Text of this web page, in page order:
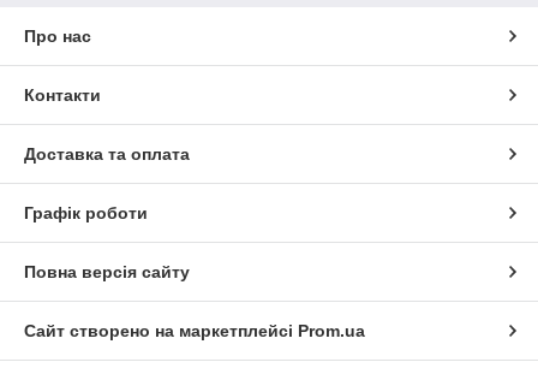
Про нас
Контакти
Доставка та оплата
Графік роботи
Повна версія сайту
Сайт створено на маркетплейсі Prom.ua